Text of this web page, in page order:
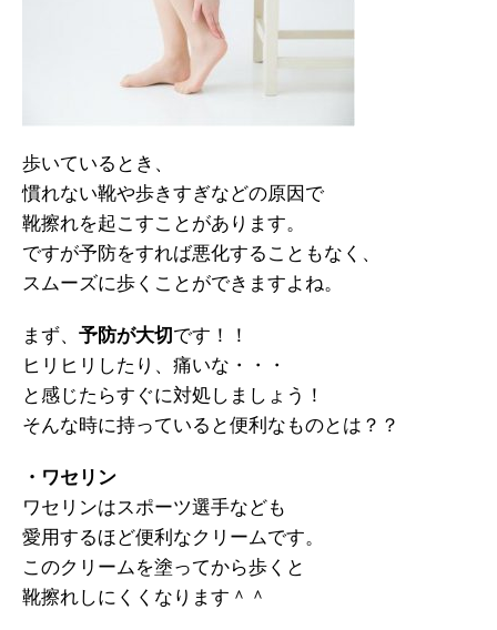
歩いているとき、
慣れない靴や歩きすぎなどの原因で
靴擦れを起こすことがあります。
ですが予防をすれば悪化することもなく、
スムーズに歩くことができますよね。
まず、 予防が大切 です！！
ヒリヒリしたり、痛いな・・・
と感じたらすぐに対処しましょう！
そんな時に持っていると便利なものとは？？
・ワセリン
ワセリンはスポーツ選手なども
愛用するほど便利なクリームです。
このクリームを塗ってから歩くと
靴擦れしにくくなります＾＾